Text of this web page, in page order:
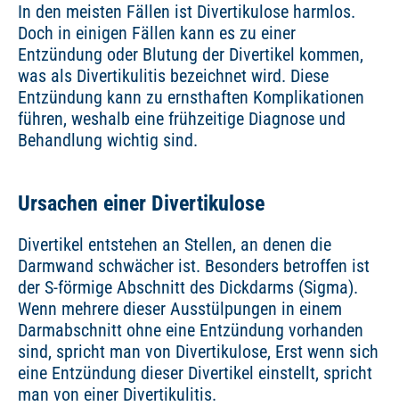
In den meisten Fällen ist Divertikulose harmlos.
Doch in einigen Fällen kann es zu einer
Entzündung oder Blutung der Divertikel kommen,
was als Divertikulitis bezeichnet wird. Diese
Entzündung kann zu ernsthaften Komplikationen
führen, weshalb eine frühzeitige Diagnose und
Behandlung wichtig sind.
Ursachen einer Divertikulose
Divertikel entstehen an Stellen, an denen die
Darmwand schwächer ist. Besonders betroffen ist
der S-förmige Abschnitt des Dickdarms (Sigma).
Wenn mehrere dieser Ausstülpungen in einem
Darmabschnitt ohne eine Entzündung vorhanden
sind, spricht man von Divertikulose, Erst wenn sich
eine Entzündung dieser Divertikel einstellt, spricht
man von einer Divertikulitis.